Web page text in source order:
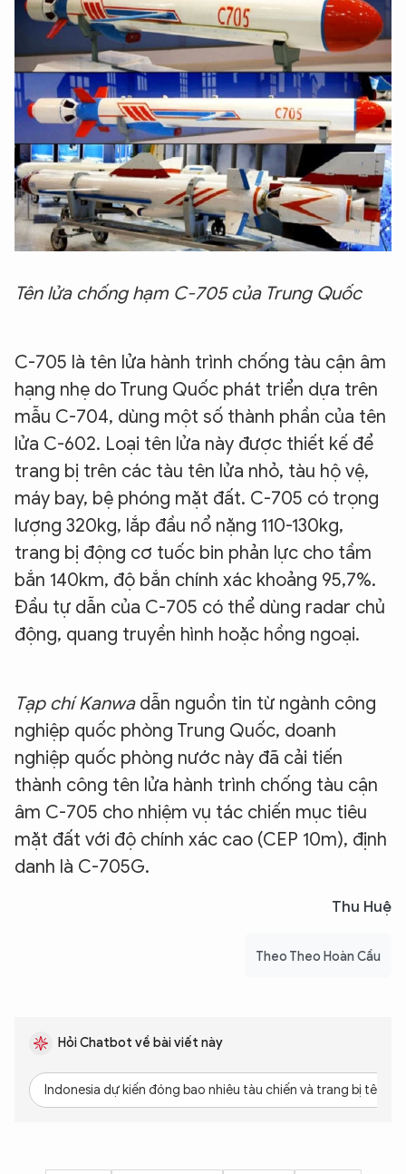
Tên lửa chống hạm C-705 của Trung Quốc
C-705 là tên lửa hành trình chống tàu cận âm
hạng nhẹ do Trung Quốc phát triển dựa trên
mẫu C-704, dùng một số thành phần của tên
lửa C-602. Loại tên lửa này được thiết kế để
trang bị trên các tàu tên lửa nhỏ, tàu hộ vệ,
máy bay, bệ phóng mặt đất. C-705 có trọng
lượng 320kg, lắp đầu nổ nặng 110-130kg,
trang bị động cơ tuốc bin phản lực cho tầm
bắn 140km, độ bắn chính xác khoảng 95,7%.
Đầu tự dẫn của C-705 có thể dùng radar chủ
động, quang truyền hình hoặc hồng ngoại.
Tạp chí Kanwadẫn nguồn tin từ ngành công
nghiệp quốc phòng Trung Quốc, doanh
nghiệp quốc phòng nước này đã cải tiến
thành công tên lửa hành trình chống tàu cận
âm C-705 cho nhiệm vụ tác chiến mục tiêu
mặt đất với độ chính xác cao (CEP 10m), định
danh là C-705G.
Thu Huệ
Theo Theo Hoàn Cầu
Hỏi Chatbot về bài viết này
Indonesia dự kiến đóng bao nhiêu tàu chiến và trang bị tên